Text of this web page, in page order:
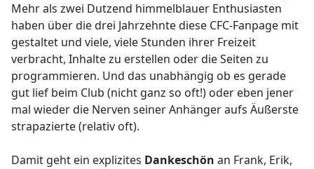
Mehr als zwei Dutzend himmelblauer Enthusiasten
haben über die drei Jahrzehnte diese CFC-Fanpage mit
gestaltet und viele, viele Stunden ihrer Freizeit
verbracht, Inhalte zu erstellen oder die Seiten zu
programmieren. Und das unabhängig ob es gerade
gut lief beim Club (nicht ganz so oft!) oder eben jener
mal wieder die Nerven seiner Anhänger aufs Äußerste
strapazierte (relativ oft).
Damit geht ein explizites Dankeschön an Frank, Erik,